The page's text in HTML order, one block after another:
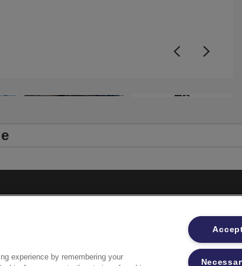
+6
Datenschutzhinweise
Datenzugriffsberechtigung
experience by remembering your